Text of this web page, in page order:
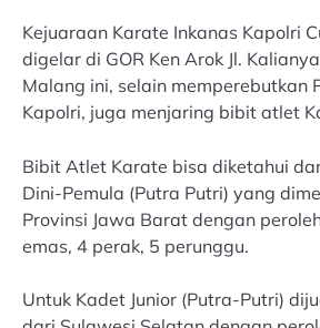
Kejuaraan Karate Inkanas Kapolri
digelar di GOR Ken Arok Jl.
Malang ini, selain memperebutkan
Kapolri, juga menjaring bibit atlet
Bibit Atlet Karate bisa diketahui
Dini-Pemula (Putra Putri) yang
Provinsi Jawa Barat dengan
emas, 4 perak, 5 perunggu.
Untuk Kadet Junior (Putra-Putri)